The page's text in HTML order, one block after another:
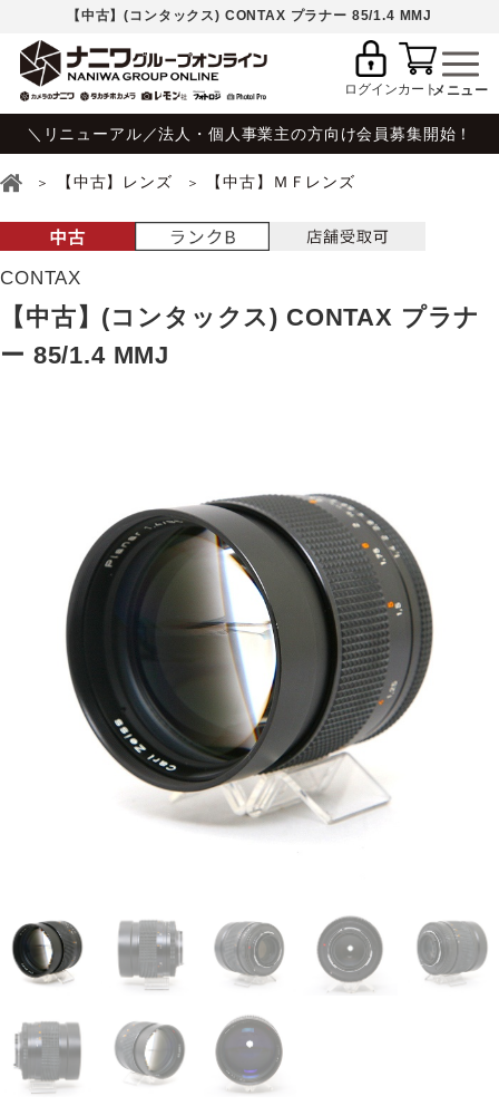
【中古】(コンタックス) CONTAX プラナー 85/1.4 MMJ
ログインカート
＼リニューアル／法人・個人事業主の方向け会員募集開始！
【中古】レンズ 【中古】ＭＦレンズ
CONTAX
【中古】(コンタックス) CONTAX プラナ
ー 85/1.4 MMJ